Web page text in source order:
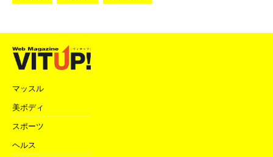
マッスル
美ボディ
スポーツ
ヘルス